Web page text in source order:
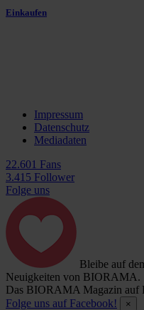
Einkaufen
Impressum
Datenschutz
Mediadaten
22.601 Fans
3.415 Follower
Folge uns
Bleibe auf
Neuigkeiten von BIORAMA.
Das BIORAMA Magazin auf
Folge uns auf Facebook!
×